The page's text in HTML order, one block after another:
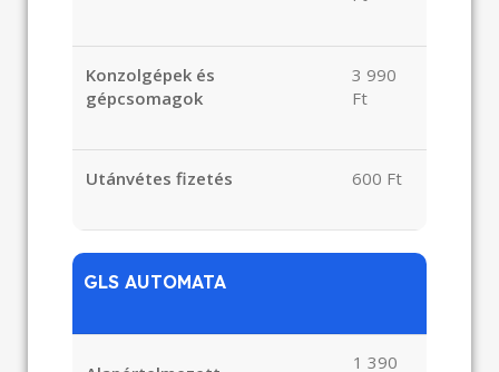
Konzolgépek és
gépcsomagok
3 990
Ft
Utánvétes fizetés 600 Ft
GLS AUTOMATA
1 390